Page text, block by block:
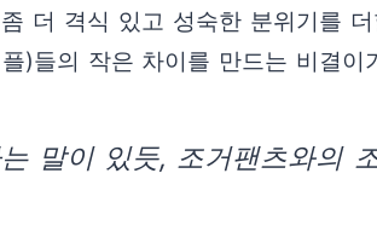
더 격식 있고 성숙한 분위기를
)들의 작은 차이를 만드는 비결이
말이 있듯, 조거팬츠와의